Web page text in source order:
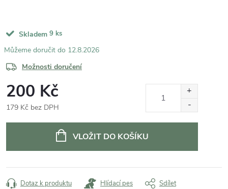
Skladem 9 ks
12.8.2026
Možnosti doručení
200 Kč
179 Kč bez DPH
VLOŽIT DO KOŠÍKU
Dotaz k produktu Hlídací pes Sdílet